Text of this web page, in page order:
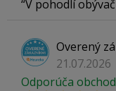
V pohodlí
Overený
21.07.2026
Odporúča obchod